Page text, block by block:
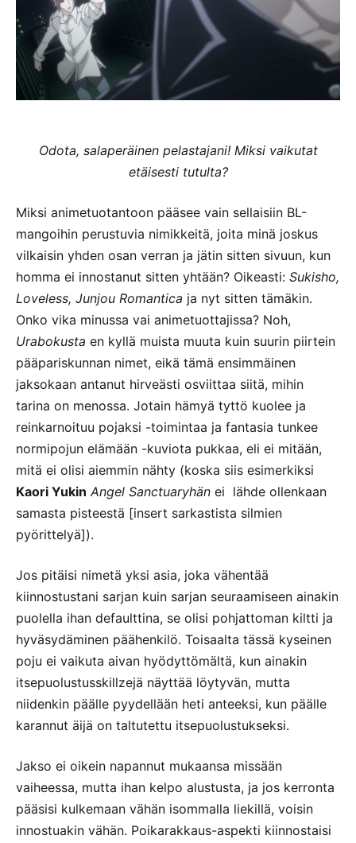
Odota, salaperäinen pelastajani! Miksi vaikutat
etäisesti tutulta?
Miksi animetuotantoon pääsee vain sellaisiin BL-
mangoihin perustuvia nimikkeitä, joita minä joskus
vilkaisin yhden osan verran ja jätin sitten sivuun, kun
homma ei innostanut sitten yhtään? Oikeasti: Sukisho,
Loveless, Junjou Romantica ja nyt sitten tämäkin.
Onko vika minussa vai animetuottajissa? Noh,
Urabokusta en kyllä muista muuta kuin suurin piirtein
pääpariskunnan nimet, eikä tämä ensimmäinen
jaksokaan antanut hirveästi osviittaa siitä, mihin
tarina on menossa. Jotain hämyä tyttö kuolee ja
reinkarnoituu pojaksi -toimintaa ja fantasia tunkee
normipojun elämään -kuviota pukkaa, eli ei mitään,
mitä ei olisi aiemmin nähty (koska siis esimerkiksi
Kaori Yukin Angel Sanctuaryhän ei lähde ollenkaan
samasta pisteestä [insert sarkastista silmien
pyörittelyä]).
Jos pitäisi nimetä yksi asia, joka vähentää
kiinnostustani sarjan kuin sarjan seuraamiseen ainakin
puolella ihan defaulttina, se olisi pohjattoman kiltti ja
hyväsydäminen päähenkilö. Toisaalta tässä kyseinen
poju ei vaikuta aivan hyödyttömältä, kun ainakin
itsepuolustusskillzejä näyttää löytyvän, mutta
niidenkin päälle pyydellään heti anteeksi, kun päälle
karannut äijä on taltutettu itsepuolustukseksi.
Jakso ei oikein napannut mukaansa missään
vaiheessa, mutta ihan kelpo alustusta, ja jos kerronta
pääsisi kulkemaan vähän isommalla liekillä, voisin
innostuakin vähän. Poikarakkaus-aspekti kiinnostaisi